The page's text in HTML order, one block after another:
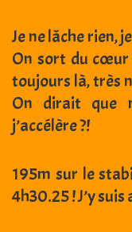
Je ne lâche rien,
On sort du
toujours là, très
On dirait que
j’accélère ?!
195m sur le
4h30.25 ! J’y